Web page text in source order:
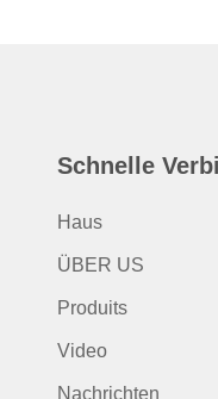
Schnelle
Haus
ÜBER US
Produits
Video
Nachrichten